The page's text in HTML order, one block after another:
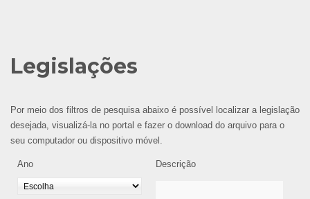
Legislações
Por meio dos filtros de pesquisa abaixo é possível localizar a legislação
desejada, visualizá-la no portal e fazer o download do arquivo para o
seu computador ou dispositivo móvel.
Ano Descrição